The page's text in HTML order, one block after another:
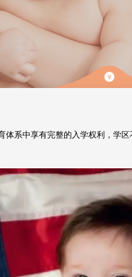
体系中享有完整的入学权利，学